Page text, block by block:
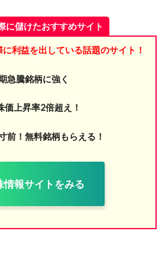
に儲けたおすすめサイト
利益を出している話題のサイト！
急騰銘柄に強く
価上昇率2倍超え！
前！無料銘柄もらえる！
情報サイトをみる